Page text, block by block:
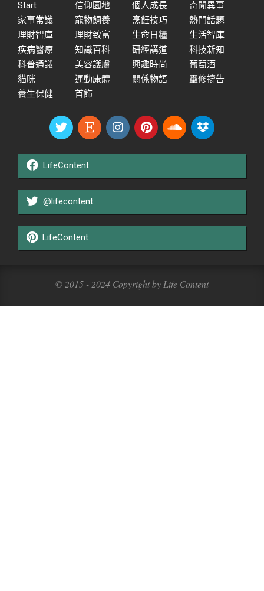
Start 信仰園地 個人成長
奇聞異事
家事常識
寵物飼養 烹飪技巧
熱門話題
理財智庫
理財致富 生命日糧
生活智庫
疾病醫療
知識百科 研經講道
科技新知
科普通識
美容護膚 興趣時尚
葡萄酒
貓咪
運動康體 關係物語
靈修禱告
養生保健
首飾
LifeContent
@lifecontent
LifeContent
© 2015 - 2024 Copyright by Life Content